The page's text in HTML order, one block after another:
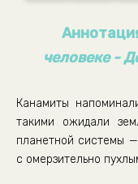
человеке -
Канамиты
такими ожидали
планетной системы
с омерзительно